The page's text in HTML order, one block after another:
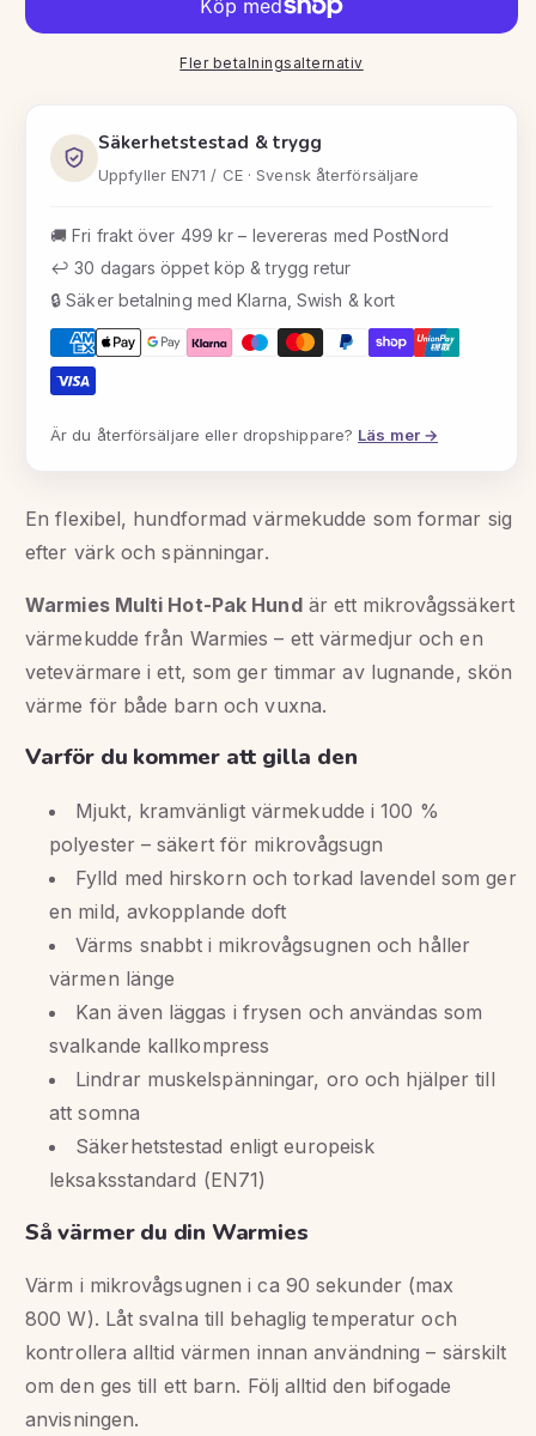
Hund
Pak
Hund
Fler betalningsalternativ
Säkerhetstestad & trygg
Uppfyller EN71 / CE · Svensk återförsäljare
🚚 Fri frakt över 499 kr – levereras med PostNord
↩️ 30 dagars öppet köp & trygg retur
🔒 Säker betalning med Klarna, Swish & kort
Är du återförsäljare eller dropshippare? Läs mer →
En flexibel, hundformad värmekudde som formar sig
efter värk och spänningar.
Warmies Multi Hot-Pak Hundär ett mikrovågssäkert
värmekudde från Warmies – ett värmedjur och en
vetevärmare i ett, som ger timmar av lugnande, skön
värme för både barn och vuxna.
Varför du kommer att gilla den
Mjukt, kramvänligt värmekudde i 100 %
polyester – säkert för mikrovågsugn
Fylld med hirskorn och torkad lavendel som ger
en mild, avkopplande doft
Värms snabbt i mikrovågsugnen och håller
värmen länge
Kan även läggas i frysen och användas som
svalkande kallkompress
Lindrar muskelspänningar, oro och hjälper till
att somna
Säkerhetstestad enligt europeisk
leksaksstandard (EN71)
Så värmer du din Warmies
Värm i mikrovågsugnen i ca 90 sekunder (max
800 W). Låt svalna till behaglig temperatur och
kontrollera alltid värmen innan användning – särskilt
om den ges till ett barn. Följ alltid den bifogade
anvisningen.